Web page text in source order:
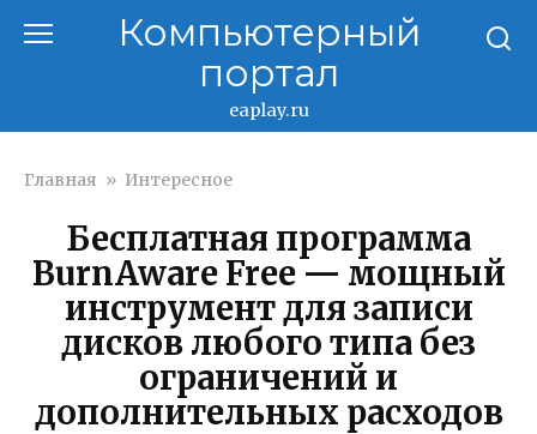
Компьютерный
портал
eaplay.ru
Главная » Интересное
Бесплатная программа
BurnAware Free — мощный
инструмент для записи
дисков любого типа без
ограничений и
дополнительных расходов